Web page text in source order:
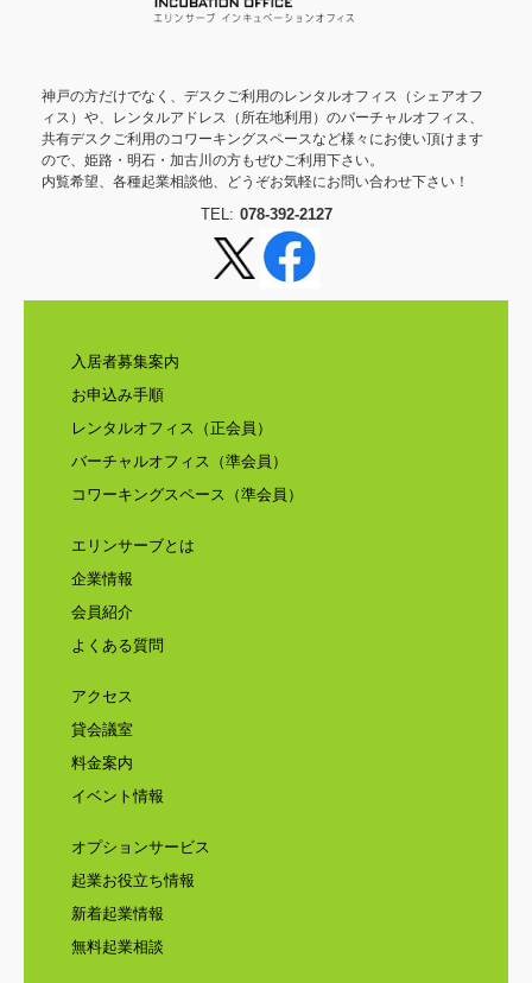
神戸の方だけでなく、デスクご利用のレンタルオフィス（シェアオフ
ィス）や、レンタルアドレス（所在地利用）のバーチャルオフィス、
共有デスクご利用のコワーキングスペースなど様々にお使い頂けます
ので、姫路・明石・加古川の方もぜひご利用下さい。
内覧希望、各種起業相談他、どうぞお気軽にお問い合わせ下さい！
TEL: 078-392-2127
入居者募集案内
お申込み手順
レンタルオフィス（正会員）
バーチャルオフィス（準会員）
コワーキングスペース（準会員）
エリンサーブとは
企業情報
会員紹介
よくある質問
アクセス
貸会議室
料金案内
イベント情報
オプションサービス
起業お役立ち情報
新着起業情報
無料起業相談